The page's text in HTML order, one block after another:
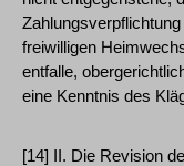
freiwilligen
entfalle,
eine Kenntnis des
[14] II. Die Revision